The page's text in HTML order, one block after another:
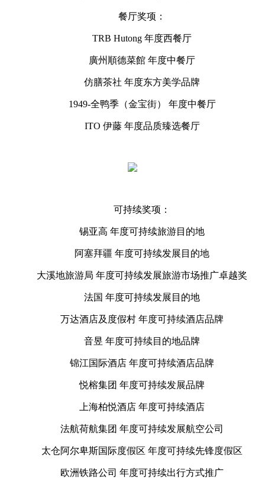
餐厅奖项：
TRB Hutong 年度西餐厅
廣州順德菜館 年度中餐厅
仿膳茶社 年度东方美学品牌
1949-全鸭季（金宝街） 年度中餐厅
ITO 伊藤 年度品质臻选餐厅
可持续奖项：
锡亚高 年度可持续旅游目的地
阿塞拜疆 年度可持续发展目的地
大溪地旅游局 年度可持续发展旅游市场推广卓越奖
法国 年度可持续发展目的地
万达酒店及度假村 年度可持续酒店品牌
音昱 年度可持续目的地品牌
锦江国际酒店 年度可持续酒店品牌
悦榕集团 年度可持续发展品牌
上海柏悦酒店 年度可持续酒店
法航荷航集团 年度可持续发展航空公司
太仓阿尔卑斯国际度假区 年度可持续先锋度假区
欧洲铁路公司 年度可持续出行方式推广